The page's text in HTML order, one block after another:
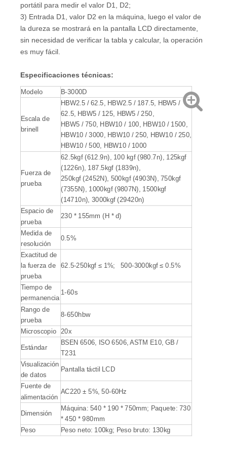
portátil para medir el valor D1, D2;
3) Entrada D1, valor D2 en la máquina, luego el valor de
la dureza se mostrará en la pantalla LCD directamente,
sin necesidad de verificar la tabla y calcular, la operación
es muy fácil.
Especificaciones técnicas:
Modelo B-3000D
Escala de
brinell
HBW2.5 / 62.5, HBW2.5 / 187.5, HBW5 /
62.5, HBW5 / 125, HBW5 / 250,
HBW5 / 750, HBW10 / 100, HBW10 / 1500,
HBW10 / 3000, HBW10 / 250, HBW10 / 250,
HBW10 / 500, HBW10 / 1000
Fuerza de
prueba
62.5kgf (612.9n), 100 kgf (980.7n), 125kgf
(1226n), 187.5kgf (1839n),
250kgf (2452N), 500kgf (4903N), 750kgf
(7355N), 1000kgf (9807N), 1500kgf
(14710n), 3000kgf (29420n)
Espacio de
prueba
230 * 155mm (H * d)
Medida de
resolución
0.5%
Exactitud de
la fuerza de
prueba
62.5-250kgf ≤ 1%; 500-3000kgf ≤ 0.5%
Tiempo de
permanencia
1-60s
Rango de
prueba
8-650hbw
Microscopio 20x
Estándar
BSEN 6506, ISO 6506, ASTM E10, GB /
T231
Visualización
de datos
Pantalla táctil LCD
Fuente de
alimentación
AC220 ± 5%, 50-60Hz
Dimensión
Máquina: 540 * 190 * 750mm; Paquete: 730
* 450 * 980mm
Peso
Peso neto: 100kg; Peso bruto: 130kg